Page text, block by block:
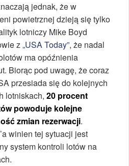
jednak, że w
powietrznej dzieją się tylko
lotniczy Mike Boyd
z„USA Today”, że nadal
ma opóźnienia
Biorąc pod uwagę, że coraz
przesiada się do kolejnych
lotniskach, 20 procent
powoduje kolejne
zmian rezerwacji.
winien tej sytuacji jest
system kontroli lotów na